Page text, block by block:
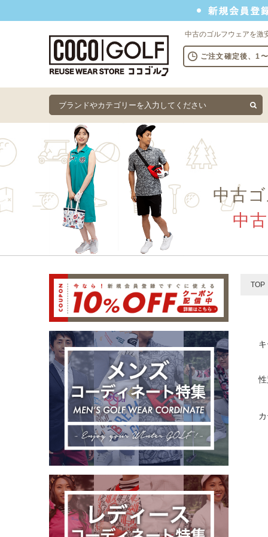
中古のゴルフウェアを激
ご注文確定後、1
中古
中
TOP